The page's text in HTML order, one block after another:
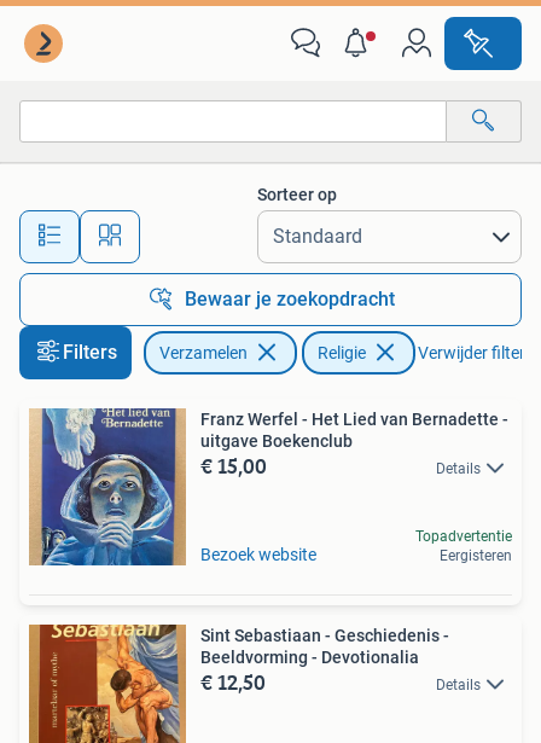
Alle afstanden…
Sorteer op
Bewaar je zoekopdracht
Filters Verzamelen Religie Verwijder filters
Franz Werfel - Het Lied van Bernadette -
uitgave Boekenclub
€ 15,00 Details
Bezoek website
Topadvertentie
Eergisteren
Sint Sebastiaan - Geschiedenis -
Beeldvorming - Devotionalia
€ 12,50 Details